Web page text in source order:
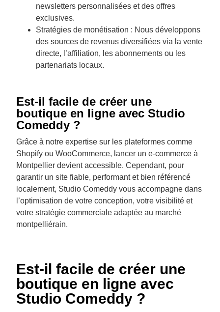
newsletters personnalisées et des offres
exclusives.
Stratégies de monétisation : Nous développons
des sources de revenus diversifiées via la vente
directe, l’affiliation, les abonnements ou les
partenariats locaux.
Est-il facile de créer une
boutique en ligne avec Studio
Comeddy ?
Grâce à notre expertise sur les plateformes comme
Shopify ou WooCommerce, lancer un e-commerce à
Montpellier devient accessible. Cependant, pour
garantir un site fiable, performant et bien référencé
localement, Studio Comeddy vous accompagne dans
l’optimisation de votre conception, votre visibilité et
votre stratégie commerciale adaptée au marché
montpelliérain.
Est-il facile de créer une
boutique en ligne avec
Studio Comeddy ?